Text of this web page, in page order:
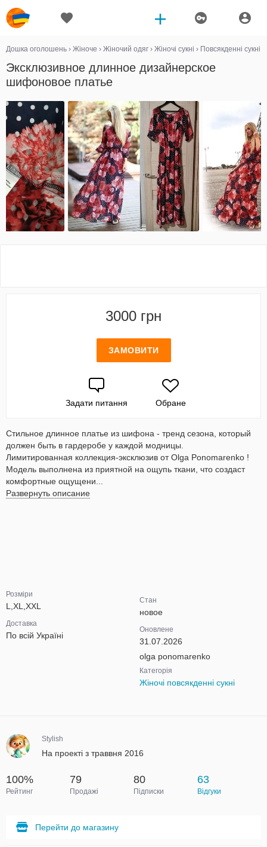
Дошка оголошень › Жіноче › Жіночий одяг › Жіночі сукні › Повсякденні сукні
Эксклюзивное длинное дизайнерское
шифоновое платье
3000 грн
ЗАМОВИТИ
Задати питання Обране
Стильное длинное платье из шифона - тренд сезона, который
должен быть в гардеробе у каждой модницы.
Лимитированная коллекция-эксклюзив от Olga Ponomarenko !
Модель выполнена из приятной на ощупь ткани, что создаст
комфортные ощущени...
Развернуть описание
Розміри
L,XL,XXL
Доставка
По всій Україні
Стан
новое
Оновлене
31.07.2026
olga ponomarenko
Категорія
Жіночі повсякденні сукні
Stylish
На проекті з траввня 2016
100%
Рейтинг
79
Продажі
80
Підписки
63
Відгуки
Перейти до магазину